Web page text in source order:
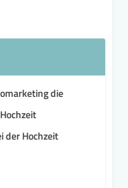
die
der Hochzeit